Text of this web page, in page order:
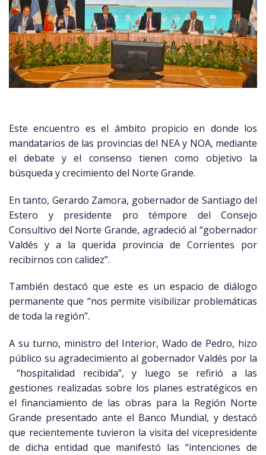
Este encuentro es el ámbito propicio en donde los
mandatarios de las provincias del NEA y NOA, mediante
el debate y el consenso tienen como objetivo la
búsqueda y crecimiento del Norte Grande.
En tanto, Gerardo Zamora, gobernador de Santiago del
Estero y presidente pro témpore del Consejo
Consultivo del Norte Grande, agradeció al “gobernador
Valdés y a la querida provincia de Corrientes por
recibirnos con calidez”.
También destacó que este es un espacio de diálogo
permanente que “nos permite visibilizar problemáticas
de toda la región”.
A su turno, ministro del Interior, Wado de Pedro, hizo
público su agradecimiento al gobernador Valdés por la
“hospitalidad recibida”, y luego se refirió a las
gestiones realizadas sobre los planes estratégicos en
el financiamiento de las obras para la Región Norte
Grande presentado ante el Banco Mundial, y destacó
que recientemente tuvieron la visita del vicepresidente
de dicha entidad que manifestó las “intenciones de